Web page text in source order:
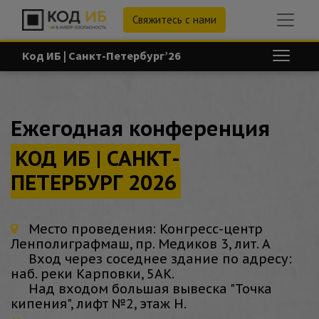
Свяжитесь с нами
Код ИБ | Санкт-Петербург’26
Ежегодная конференция
КОД ИБ | САНКТ-
ПЕТЕРБУРГ 2026
Место проведения: Конгресс-центр
Ленполиграфмаш, пр. Медиков 3, лит. А
Вход через соседнее здание по адресу:
наб. реки Карповки, 5АК.
Над входом большая вывеска "Точка
кипения", лифт №2, этаж Н.